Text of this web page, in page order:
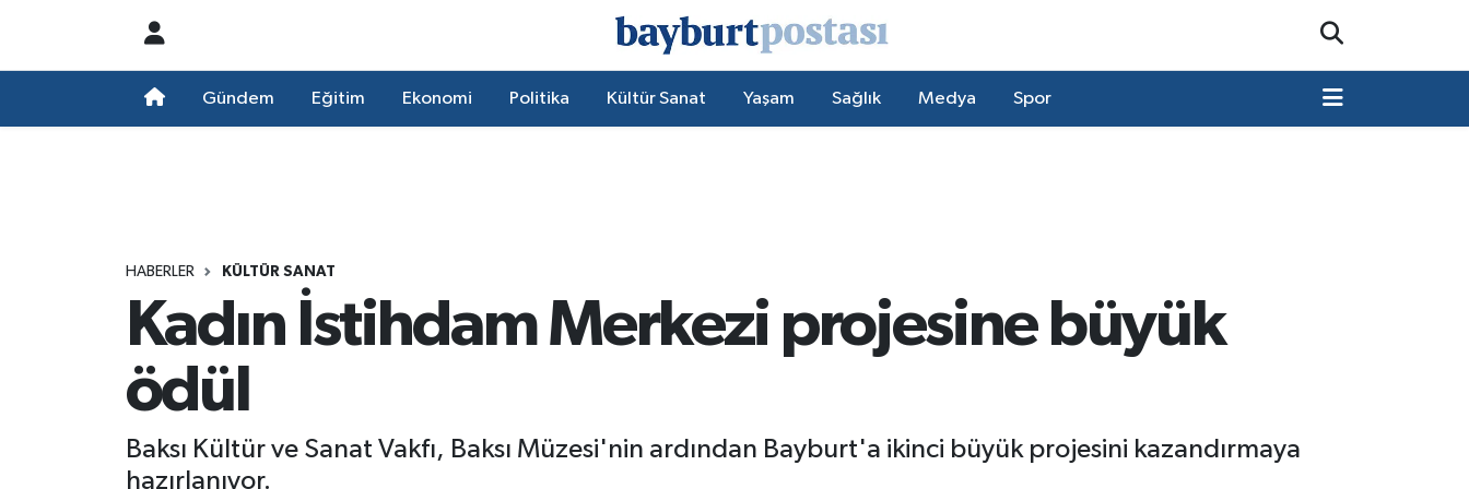
Gündem Eğitim Ekonomi Politika Kültür Sanat Yaşam Sağlık Medya Spor
HABERLER KÜLTÜR SANAT
Kadın İstihdam Merkezi projesine büyük
ödül
Baksı Kültür ve Sanat Vakfı, Baksı Müzesi'nin ardından Bayburt'a ikinci büyük projesini kazandırmaya
hazırlanıyor.
Süper Lig Puan Durumu ve Fikstür
Son Dakika Haberleri
Haber Arşivi